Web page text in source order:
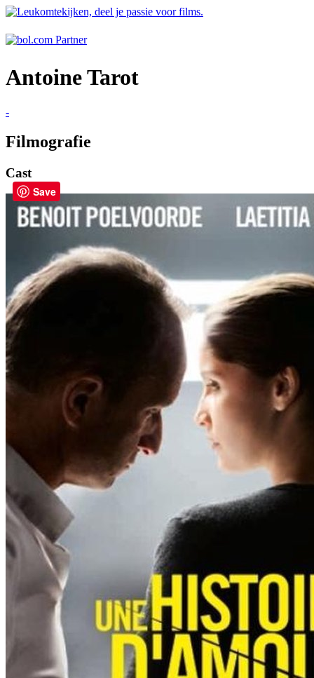
Antoine Tarot
-
Filmografie
Cast
Save